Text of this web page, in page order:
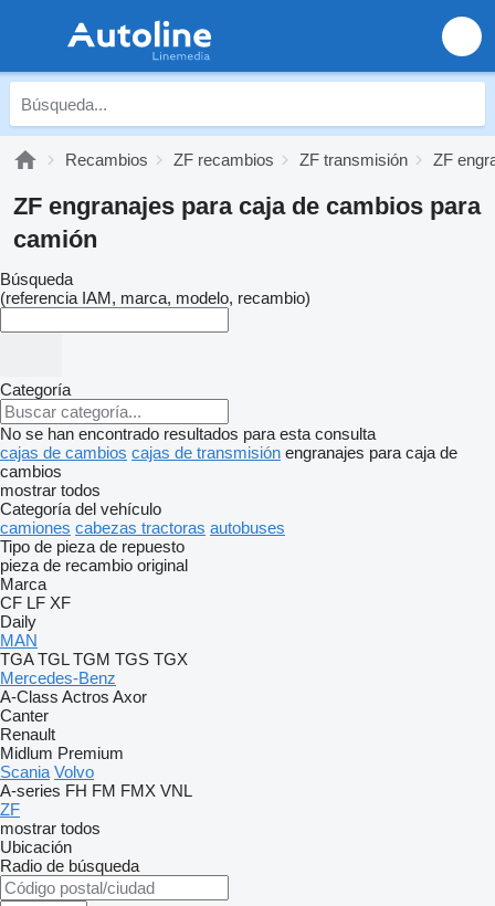
Recambios ZF recambios ZF transmisión ZF
ZF engranajes para caja de cambios para
camión
Búsqueda
(referencia IAM, marca, modelo, recambio)
Categoría
No se han encontrado resultados para esta consulta
cajas de cambios cajas de transmisión engranajes para caja de
cambios
mostrar todos
Categoría del vehículo
camiones cabezas tractoras autobuses
Tipo de pieza de repuesto
pieza de recambio original
Marca
CF LF XF
Daily
MAN
TGA TGL TGM TGS TGX
Mercedes-Benz
A-Class Actros Axor
Canter
Renault
Midlum Premium
Scania Volvo
A-series FH FM FMX VNL
ZF
mostrar todos
Ubicación
Radio de búsqueda